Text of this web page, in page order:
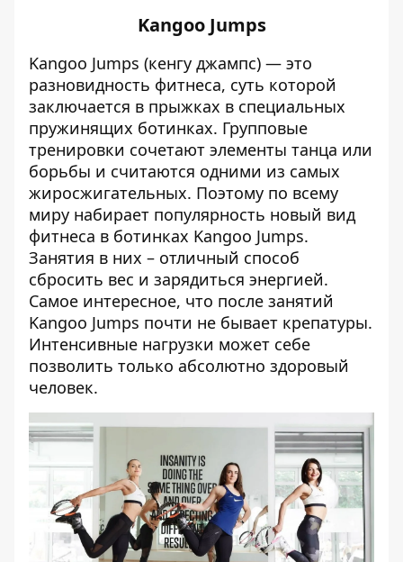
Kangoo Jumps
Kangoo Jumps (кенгу джампc) — это
разновидность фитнеса, суть которой
заключается в прыжках в специальных
пружинящих ботинках. Групповые
тренировки сочетают элементы танца или
борьбы и считаются одними из самых
жиросжигательных. Поэтому по всему
миру набирает популярность новый вид
фитнеса в ботинках Kangoo Jumps.
Занятия в них – отличный способ
сбросить вес и зарядиться энергией.
Самое интересное, что после занятий
Kangoo Jumps почти не бывает крепатуры.
Интенсивные нагрузки может себе
позволить только абсолютно здоровый
человек.